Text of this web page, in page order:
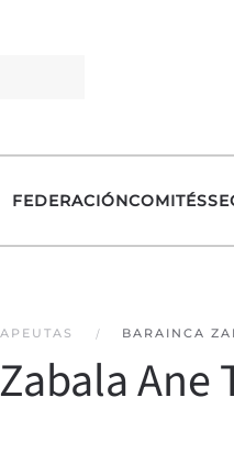
FEDERACIÓNCOMITÉS
BARAINCA
Ane